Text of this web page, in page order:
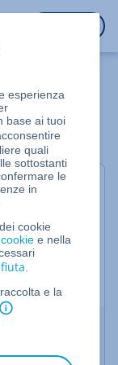
uno
scoprire se
web.
perché alcuni
essere
un contratto
esperienza
base ai tuoi
quali
sottostanti
le
in
cookie
e nella
e la